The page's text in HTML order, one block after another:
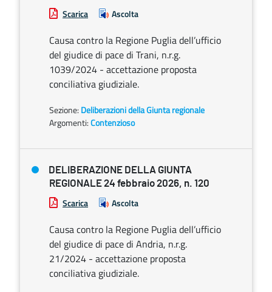
Scarica Ascolta
Causa contro la Regione Puglia dell’ufficio
del giudice di pace di Trani, n.r.g.
1039/2024 - accettazione proposta
conciliativa giudiziale.
Sezione: Deliberazioni della Giunta regionale
Argomenti:Contenzioso
DELIBERAZIONE DELLA GIUNTA
REGIONALE 24 febbraio 2026, n. 120
Scarica Ascolta
Causa contro la Regione Puglia dell’ufficio
del giudice di pace di Andria, n.r.g.
21/2024 - accettazione proposta
conciliativa giudiziale.